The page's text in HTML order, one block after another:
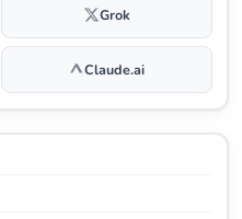
Grok
Claude.ai